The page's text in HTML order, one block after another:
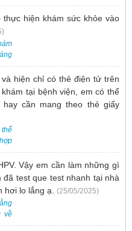
hiện khám sức khỏe vào
vui
hiện chỉ có thẻ điện tử trên
tại bệnh viện, em có thể
cần mang theo thẻ giấy
thể
Vậy em cần làm những gì
test que test nhanh tại nhà
hơi lo lắng ạ. (25/05/2025)
về